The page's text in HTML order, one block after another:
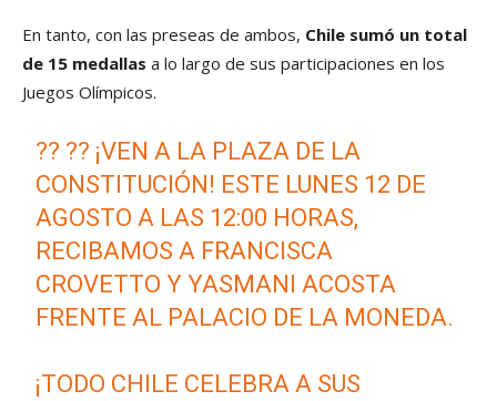
En tanto, con las preseas de ambos, Chile sumó un total
de 15 medallas a lo largo de sus participaciones en los
Juegos Olímpicos.
?? ?? ¡VEN A LA PLAZA DE LA
CONSTITUCIÓN! ESTE LUNES 12 DE
AGOSTO A LAS 12:00 HORAS,
RECIBAMOS A FRANCISCA
CROVETTO Y YASMANI ACOSTA
FRENTE AL PALACIO DE LA MONEDA.
¡TODO CHILE CELEBRA A SUS